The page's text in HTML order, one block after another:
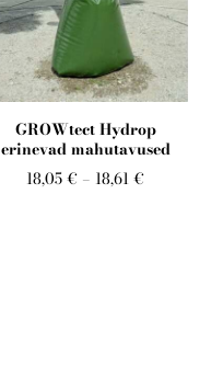
GROWtect Hydrop
erinevad mahutavused
18,05 € – 18,61 €